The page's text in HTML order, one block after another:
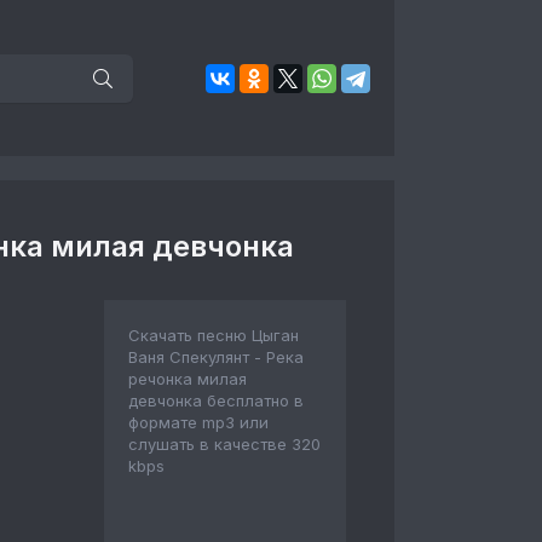
милая девчонка
Скачать песню Цыган
Ваня Спекулянт - Река
речонка милая
девчонка бесплатно в
формате mp3 или
слушать в качестве 320
kbps